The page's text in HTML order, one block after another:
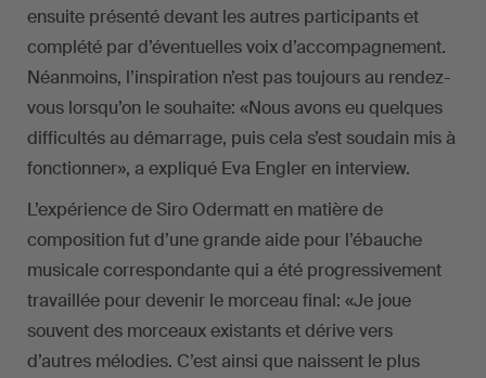
ensuite présenté devant les autres participants et
complété par d’éventuelles voix d’accompagnement.
Néanmoins, l’inspiration n’est pas toujours au rendez-
vous lorsqu’on le souhaite: «Nous avons eu quelques
difficultés au démarrage, puis cela s’est soudain mis à
fonctionner», a expliqué Eva Engler en interview.
L’expérience de Siro Odermatt en matière de
composition fut d’une grande aide pour l’ébauche
musicale correspondante qui a été progressivement
travaillée pour devenir le morceau final: «Je joue
souvent des morceaux existants et dérive vers
d’autres mélodies. C’est ainsi que naissent le plus